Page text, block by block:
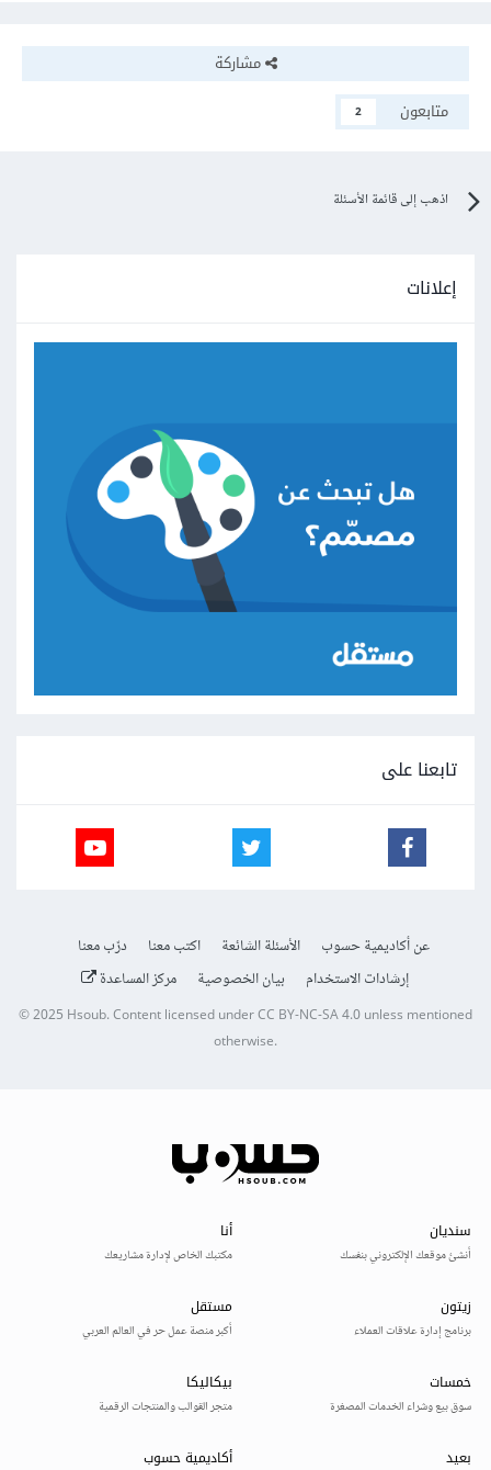
مشاركة
متابعون
2
اذهب إلى قائمة الأسئلة
إعلانات
تابعنا على
عن أكاديمية حسوب الأسئلة الشائعة اكتب معنا
درّب معنا
إرشادات الاستخدام
بيان الخصوصية مركز المساعدة
© 2025Hsoub.Content licensed underCC BY-NC-SA 4.0unless mentioned
otherwise.